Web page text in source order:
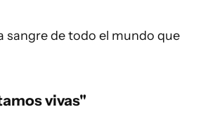
sangre de todo el mundo que
vivas"